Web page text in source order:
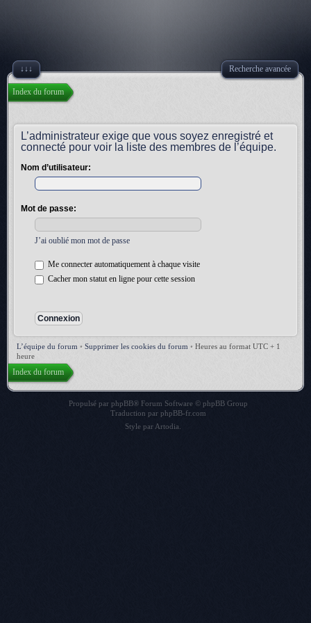
↓↓↓ Recherche avancée
Index du forum
L’administrateur exige que vous soyez enregistré et
connecté pour voir la liste des membres de l’équipe.
Nom d’utilisateur:
Mot de passe:
J’ai oublié mon mot de passe
Me connecter automatiquement à chaque visite
Cacher mon statut en ligne pour cette session
L’équipe du forum • Supprimer les cookies du forum • Heures au format UTC + 1
heure
Index du forum
Propulsé par phpBB® Forum Software © phpBB Group
Traduction par phpBB-fr.com
Style par Artodia